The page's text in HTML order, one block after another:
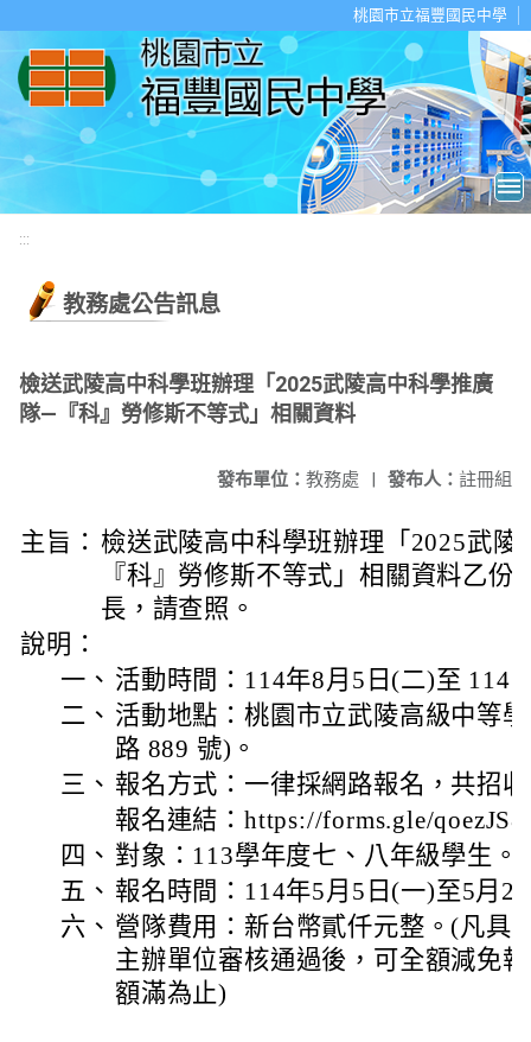
桃園市立福豐國民中學
:::
教務處公告訊息
檢送武陵高中科學班辦理「2025武陵高中科學推廣
隊—『科』勞修斯不等式」相關資料
發布人： 註冊組
發布單位： 教務處 |
主旨： 檢送武陵高中科學班辦理「2025武
『科』勞修斯不等式」相關資料乙份
長，請查照。
說明：
一、 活動時間：114年8月5日(二)至 114
二、 活動地點：桃園市立武陵高級中等
路 889 號)。
三、 報名方式：一律採網路報名，共招
報名連結：https://forms.gle/
四、 對象：113學年度七、八年級學生。
五、 報名時間：114年5月5日(一)至5月
六、 營隊費用：新台幣貳仟元整。(凡具
主辦單位審核通過後，可全額減免
額滿為止)